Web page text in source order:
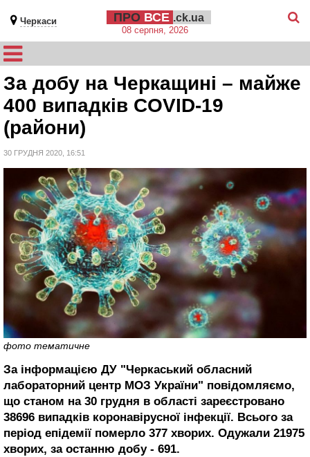
Черкаси ПРО ВСЕ .ck.ua
08 серпня, 2026
За добу на Черкащині – майже
400 випадків COVID-19
(райони)
30 ГРУДНЯ 2020, 16:51
фото тематичне
За інформацією ДУ "Черкаський обласний
лабораторний центр МОЗ України" повідомляємо,
що станом на 30 грудня в області зареєстровано
38696 випадків коронавірусної інфекції. Всього за
період епідемії померло 377 хворих. Одужали 21975
хворих, за останню добу - 691.